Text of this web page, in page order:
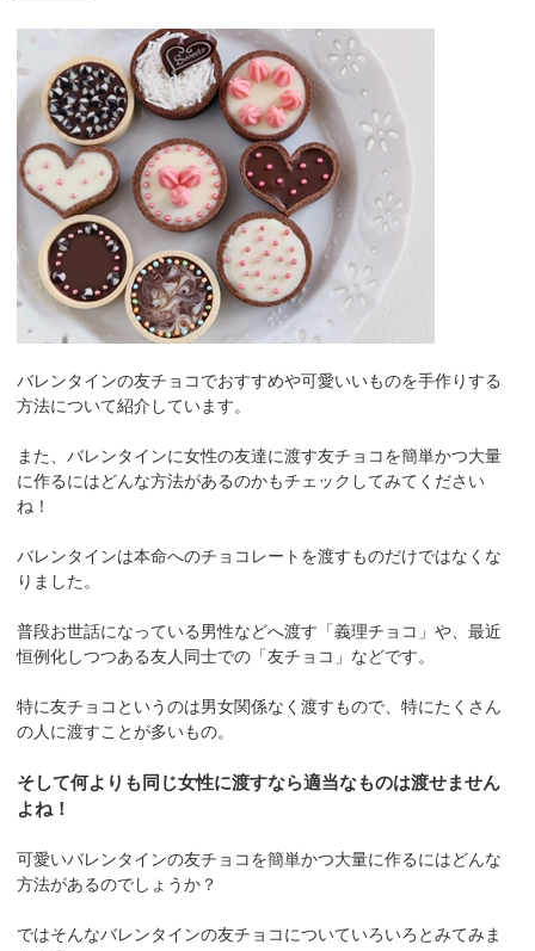
バレンタインの友チョコでおすすめや可愛いいものを手作りする
方法について紹介しています。
また、バレンタインに女性の友達に渡す友チョコを簡単かつ大量
に作るにはどんな方法があるのかもチェックしてみてください
ね！
バレンタインは本命へのチョコレートを渡すものだけではなくな
りました。
普段お世話になっている男性などへ渡す「義理チョコ」や、最近
恒例化しつつある友人同士での「友チョコ」などです。
特に友チョコというのは男女関係なく渡すもので、特にたくさん
の人に渡すことが多いもの。
そして何よりも同じ女性に渡すなら適当なものは渡せません
よね！
可愛いバレンタインの友チョコを簡単かつ大量に作るにはどんな
方法があるのでしょうか？
ではそんなバレンタインの友チョコについていろいろとみてみま